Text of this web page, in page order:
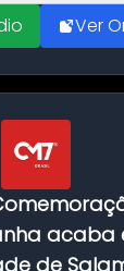
Ver
acaba
de